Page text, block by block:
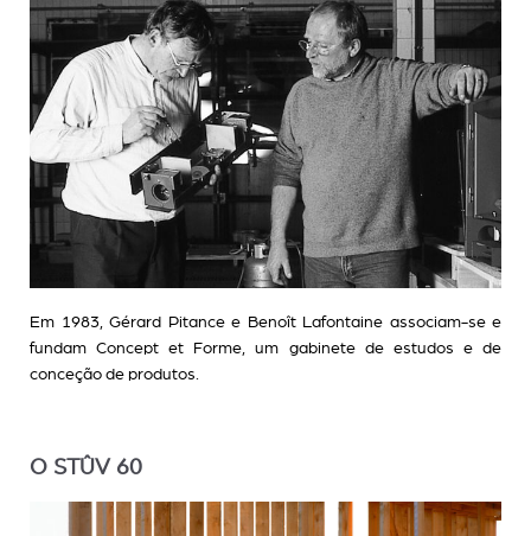
Em 1983, Gérard Pitance e Benoît Lafontaine associam-se e
fundam Concept et Forme, um gabinete de estudos e de
conceção de produtos.
O STÛV 60